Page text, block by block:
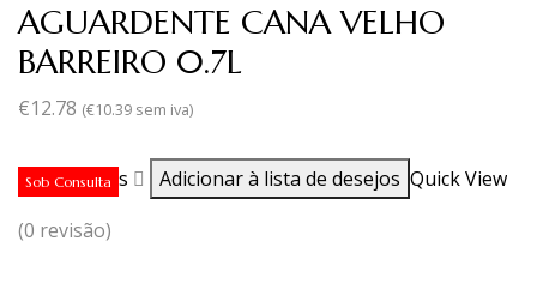
AGUARDENTE CANA VELHO
BARREIRO 0.7L
€12.78 (€10.39 sem iva)
Sob Consulta
Ler mais Adicionar à lista de desejos Quick View
(0 revisão)